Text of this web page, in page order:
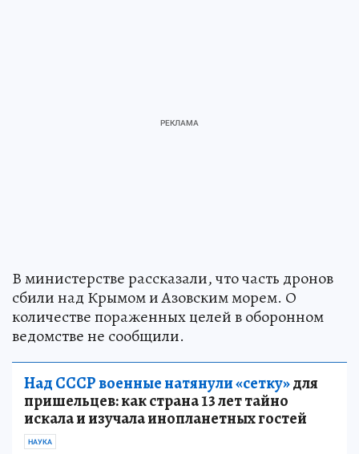
В министерстве рассказали, что часть дронов
сбили над Крымом и Азовским морем. О
количестве пораженных целей в оборонном
ведомстве не сообщили.
Над СССР военные натянули «сетку»для
пришельцев: как страна 13 лет тайно
искала и изучала инопланетных гостей
НАУКА